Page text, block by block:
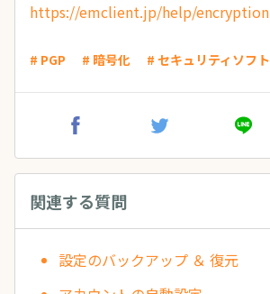
https://emclient.jp/help/encryption
# PGP # 暗号化 # セキュリティソフト
関連する質問
設定のバックアップ ＆ 復元